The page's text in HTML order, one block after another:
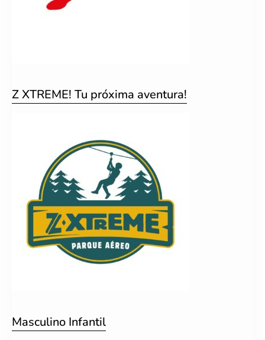
Z XTREME! Tu próxima aventura!
Masculino Infantil